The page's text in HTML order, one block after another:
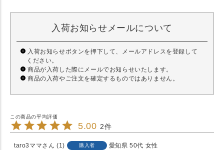
入荷お知らせメールについて
入荷お知らせボタンを押下して、メールアドレスを登録して
ください。
商品が入荷した際にメールでお知らせいたします。
商品の入荷やご注文を確定するものではありません。
5.00 2
taro3ママ 1 購入者 愛知県 50代 女性